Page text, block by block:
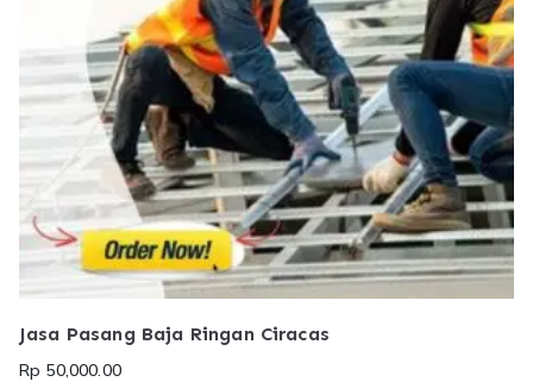
Jasa Pasang Baja Ringan Ciracas
Rp 50,000.00